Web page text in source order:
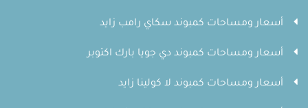
أسعار ومساحات كمبوند سكاي رامب زايد
أسعار ومساحات كمبوند دي جويا بارك اكتوبر
أسعار ومساحات كمبوند لا كولينا زايد